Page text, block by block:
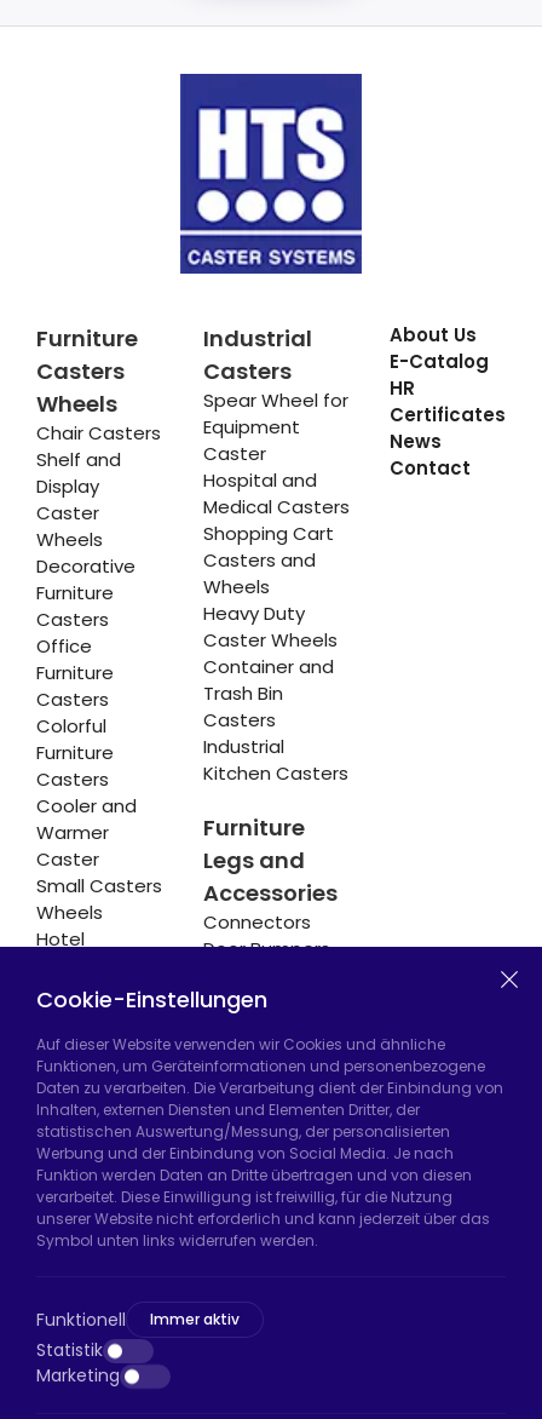
Furniture
Casters
Wheels
Chair Casters
Shelf and
Display
Caster
Wheels
Decorative
Furniture
Casters
Office
Furniture
Casters
Colorful
Furniture
Casters
Cooler and
Warmer
Caster
Small Casters
Wheels
Hotel
Casters
Industrial
Casters
Spear Wheel for
Equipment
Caster
Hospital and
Medical Casters
Shopping Cart
Casters and
Wheels
Heavy Duty
Caster Wheels
Container and
Trash Bin
Casters
Industrial
Kitchen Casters
Furniture
Legs and
Accessories
Connectors
Door Bumpers
About Us
E-Catalog
HR
Certificates
News
Contact
Hadımköy Fabrik:Atatürk Sanayi Bölgesi,
Uzunçayır Caddesi, No:11 Hadımköy, 34555
Arnavutköy/İstanbul
Telefon: +90 212 640 66 46
E-Mail: export@htsteker.com
D:a, 34045 Bayrampaşa/İstanbul
Telefon:+90 530 044 64 87
E-Mail: info@htsteker.com
Cookie-Einstellungen
Auf dieser Website verwenden wir Cookies und ähnliche
Funktionen, um Geräteinformationen und personenbezogene
Daten zu verarbeiten. Die Verarbeitung dient der Einbindung von
Inhalten, externen Diensten und Elementen Dritter, der
statistischen Auswertung/Messung, der personalisierten
Werbung und der Einbindung von Social Media. Je nach
Funktion werden Daten an Dritte übertragen und von diesen
verarbeitet. Diese Einwilligung ist freiwillig, für die Nutzung
unserer Website nicht erforderlich und kann jederzeit über das
Symbol unten links widerrufen werden.
Funktionell Immer aktiv
Statistik
Marketing